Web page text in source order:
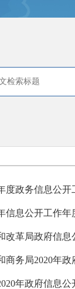
度政务信息公开
信息公开工作年
改革局政府信
商务局2020年
年政府信息